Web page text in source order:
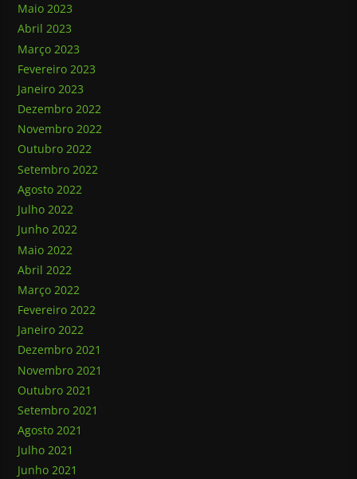
Maio 2023
Abril 2023
Março 2023
Fevereiro 2023
Janeiro 2023
Dezembro 2022
Novembro 2022
Outubro 2022
Setembro 2022
Agosto 2022
Julho 2022
Junho 2022
Maio 2022
Abril 2022
Março 2022
Fevereiro 2022
Janeiro 2022
Dezembro 2021
Novembro 2021
Outubro 2021
Setembro 2021
Agosto 2021
Julho 2021
Junho 2021